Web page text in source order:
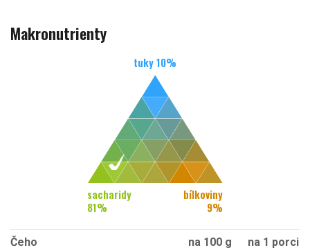
Makronutrienty
tuky10%
sacharidy
81%
bílkoviny
9%
Čeho na 100 g
na 1 porci